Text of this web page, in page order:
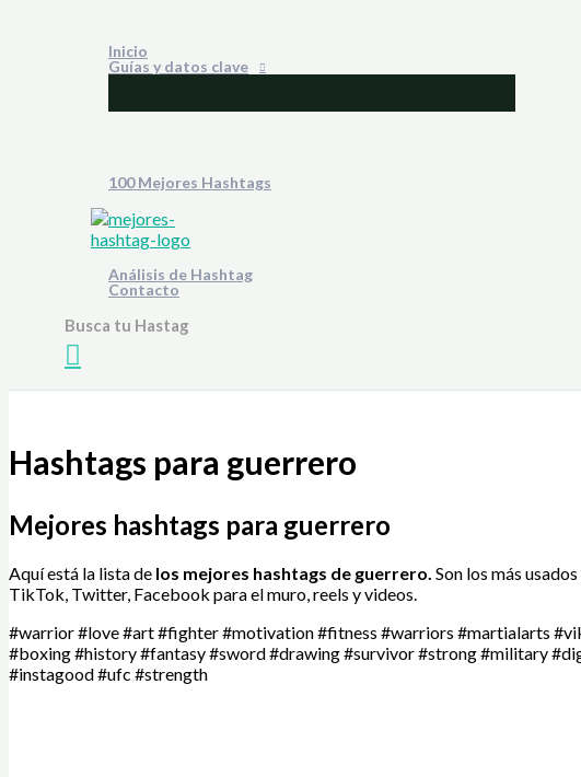
Inicio
Guías y datos clave
100 Mejores Hashtags
Análisis de Hashtag
Contacto
Busca tu Hastag
Buscar
Hashtags para guerrero
Mejores hashtags para guerrero
Aquí está la lista de los mejores hashtags de guerrero. Son los más
TikTok, Twitter, Facebook para el muro, reels y videos.
#warrior #love #art #fighter #motivation #fitness #warriors #martialarts
#boxing #history #fantasy #sword #drawing #survivor #strong #military
#instagood #ufc #strength